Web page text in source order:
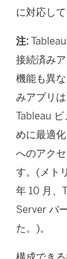
に対応して
注:
接続済み
機能も異
みアプリ
Tableau
めに最適
へのアク
す。(メト
年 10 月、
Server バ
た。)。